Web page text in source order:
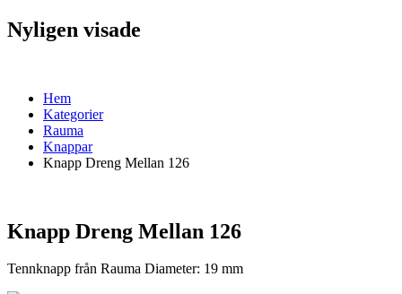
Nyligen visade
Hem
Kategorier
Rauma
Knappar
Knapp Dreng Mellan 126
Knapp Dreng Mellan 126
Tennknapp från Rauma Diameter: 19 mm